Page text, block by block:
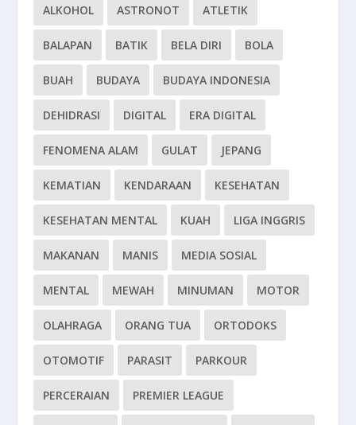
ALKOHOL ASTRONOT ATLETIK
BALAPAN BATIK BELA DIRI BOLA
BUAH BUDAYA BUDAYA INDONESIA
DEHIDRASI DIGITAL ERA DIGITAL
FENOMENA ALAM GULAT JEPANG
KEMATIAN KENDARAAN KESEHATAN
KESEHATAN MENTAL KUAH LIGA INGGRIS
MAKANAN MANIS MEDIA SOSIAL
MENTAL MEWAH MINUMAN MOTOR
OLAHRAGA ORANG TUA ORTODOKS
OTOMOTIF PARASIT PARKOUR
PERCERAIAN PREMIER LEAGUE